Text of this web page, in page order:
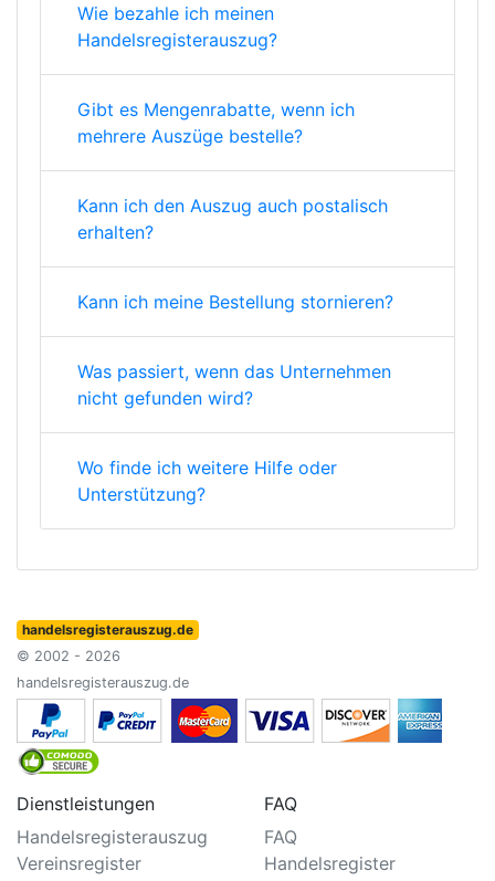
Wie bezahle ich meinen
Handelsregisterauszug?
Gibt es Mengenrabatte, wenn ich
mehrere Auszüge bestelle?
Kann ich den Auszug auch postalisch
erhalten?
Kann ich meine Bestellung stornieren?
Was passiert, wenn das Unternehmen
nicht gefunden wird?
Wo finde ich weitere Hilfe oder
Unterstützung?
handelsregisterauszug.de
© 2002 - 2026
handelsregisterauszug.de
Dienstleistungen
Handelsregisterauszug
Vereinsregister
FAQ
FAQ
Handelsregister